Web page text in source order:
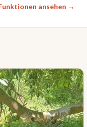
ansehen →